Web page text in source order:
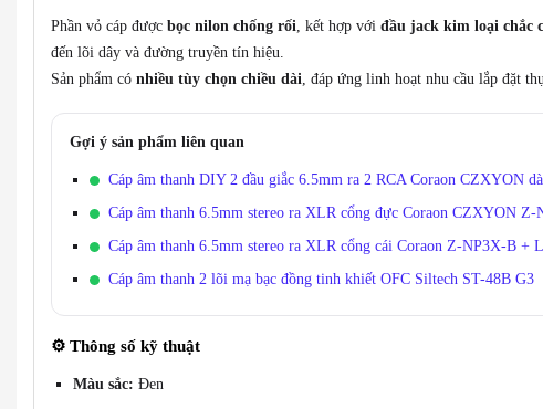
Phần vỏ cáp được bọc nilon chống rối, kết hợp với đầu jack kim loại chắc
đến lõi dây và đường truyền tín hiệu.
Sản phẩm có nhiều tùy chọn chiều dài, đáp ứng linh hoạt nhu cầu lắp đặt
Gợi ý sản phẩm liên quan
Cáp âm thanh DIY 2 đầu giắc 6.5mm ra 2 RCA Coraon CZXYON
Cáp âm thanh 6.5mm stereo ra XLR cổng đực Coraon CZXYON
Cáp âm thanh 6.5mm stereo ra XLR cổng cái Coraon Z-NP3X-B
Cáp âm thanh 2 lõi mạ bạc đồng tinh khiết OFC Siltech ST-48B G3
⚙️ Thông số kỹ thuật
Màu sắc: Đen